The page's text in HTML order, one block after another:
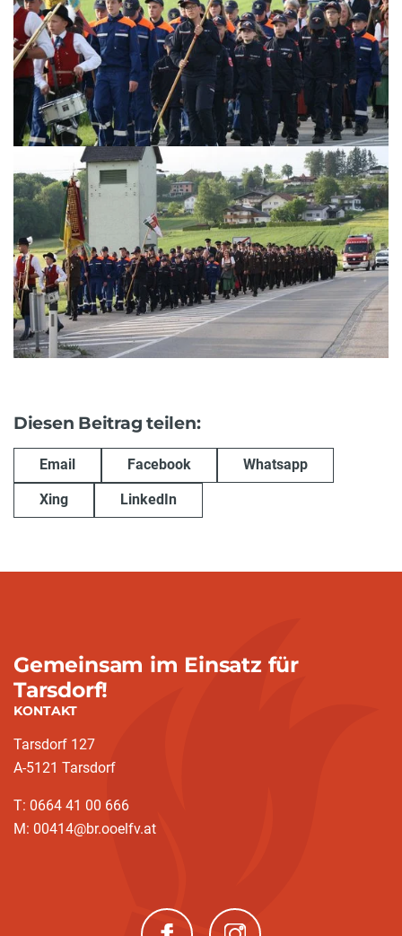
Diesen Beitrag teilen:
Email Facebook Whatsapp
Xing LinkedIn
Gemeinsam im Einsatz für
Tarsdorf!
KONTAKT
Tarsdorf 127
A-5121 Tarsdorf
T: 0664 41 00 666
M: 00414@br.ooelfv.at